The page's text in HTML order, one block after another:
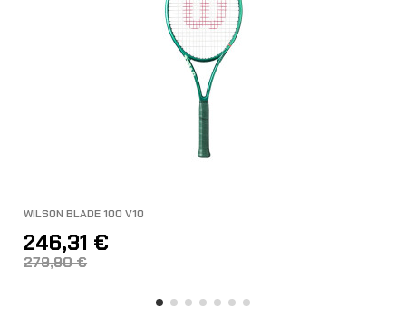
WILSON BLADE 100 V10
246,31 €
279,90 €